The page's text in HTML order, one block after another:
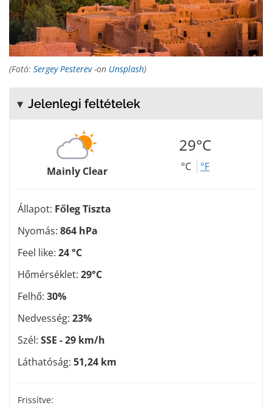
(Fotó: Sergey Pesterev-on Unsplash)
Jelenlegi feltételek
Mainly Clear
29°C
°C °F
Állapot: Főleg Tiszta
Nyomás: 864 hPa
Feel like: 24 °C
Hőmérséklet: 29°C
Felhő: 30%
Nedvesség: 23%
Szél: SSE - 29 km/h
Láthatóság: 51,24 km
Frissítve: